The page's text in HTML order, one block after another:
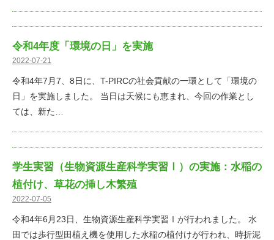
令和4年度「環境の日」を実施
2022-07-21
令和4年7月7、8日に、T-PIRCの社会貢献の一環として「環境の
日」を実施しました。 当日は天候にも恵まれ、今回の作業とし
ては、新た…
学生実習（生物資源生産科学実習Ⅰ）の実施：水稲の
植付け、草花の挿し木繁殖
2022-07-05
令和4年6月23日、生物資源生産科学実習Ⅰが行われました。 水
田では歩行型田植え機を使用した水稲の植付けが行われ、時折泥